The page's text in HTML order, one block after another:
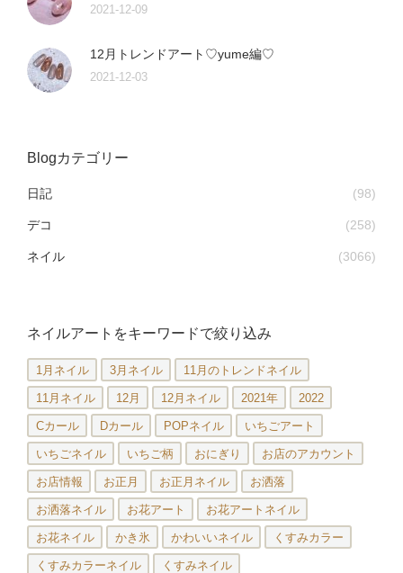
2021-12-09
12月トレンドアート♡yume編♡
2021-12-03
Blogカテゴリー
日記 (98)
デコ (258)
ネイル (3066)
ネイルアートをキーワードで絞り込み
1月ネイル 3月ネイル 11月のトレンドネイル
11月ネイル 12月 12月ネイル 2021年 2022
Cカール Dカール POPネイル いちごアート
いちごネイル いちご柄 おにぎり お店のアカウント
お店情報 お正月 お正月ネイル お洒落
お洒落ネイル お花アート お花アートネイル
お花ネイル かき氷 かわいいネイル くすみカラー
くすみカラーネイル くすみネイル